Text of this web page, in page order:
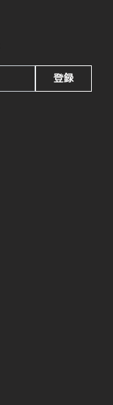
登録